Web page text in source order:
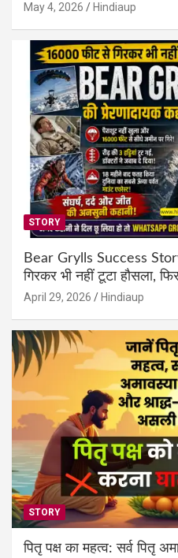
May 4, 2026 Hindiaup
STORY
Bear Grylls Success
गिरकर भी नहीं टूटा हौसला,
April 29, 2026 Hindiaup
STORY
पितृ पक्ष का महत्व: सर्व पितृ